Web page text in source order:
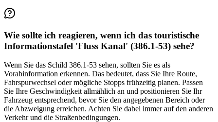
Wie sollte ich reagieren, wenn ich das touristische
Informationstafel 'Fluss Kanal' (386.1-53) sehe?
Wenn Sie das Schild 386.1-53 sehen, sollten Sie es als
Vorabinformation erkennen. Das bedeutet, dass Sie Ihre Route,
Fahrspurwechsel oder mögliche Stopps frühzeitig planen. Passen
Sie Ihre Geschwindigkeit allmählich an und positionieren Sie Ihr
Fahrzeug entsprechend, bevor Sie den angegebenen Bereich oder
die Abzweigung erreichen. Achten Sie dabei immer auf den anderen
Verkehr und die Straßenbedingungen.